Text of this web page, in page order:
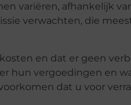
variëren, afhankelijk
verwachten, die
en dat er geen
hun vergoedingen en
dat u voor